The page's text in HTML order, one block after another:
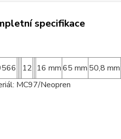
specifikace
A Ø
12 16 mm65 mm 50,8 mm
MC97/Neopren